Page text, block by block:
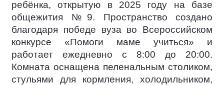
ребёнка, открытую в 2025 году на базе
общежития №9. Пространство создано
благодаря победе вуза во Всероссийском
конкурсе «Помоги маме учиться» и
работает ежедневно с 8:00 до 20:00.
Комната оснащена пеленальным столиком,
стульями для кормления, холодильником,